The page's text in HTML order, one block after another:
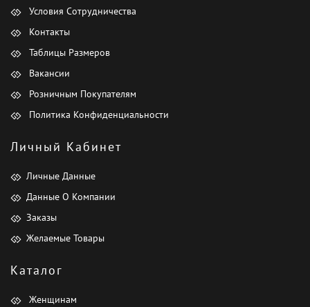
Условия Сотрудничества
Контакты
Таблицы Размеров
Вакансии
Розничным Покупателям
Политика Конфиденциальности
Личный Кабинет
Личные Данные
Данные О Компании
Заказы
Желаемые Товары
Каталог
Женщинам